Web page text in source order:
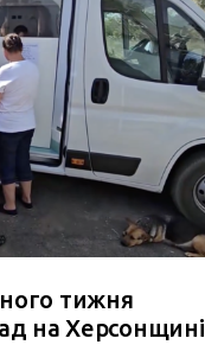
тижня
на Херсонщині